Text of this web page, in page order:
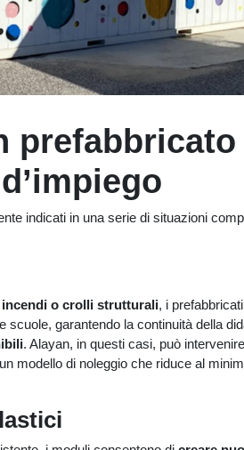
prefabbricato
indicati in una serie di situazioni
o crolli strutturali, i prefabbricati
scuole, garantendo la continuità della
. Alayan, in questi casi, può
modello di noleggio che riduce al